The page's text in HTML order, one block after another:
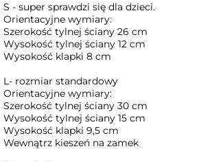
S - super sprawdzi się dla dzieci.
Orientacyjne wymiary:
Szerokość tylnej ściany 26 cm
Wysokość tylnej ściany 12 cm
Wysokość klapki 8 cm
L- rozmiar standardowy
Orientacyjne wymiary:
Szerokość tylnej ściany 30 cm
Wysokość tylnej ściany 15 cm
Wysokość klapki 9,5 cm
Wewnątrz kieszeń na zamek